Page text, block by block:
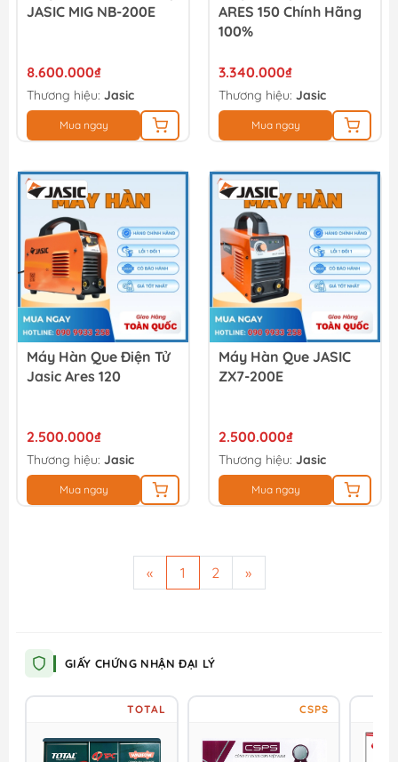
JASIC MIG NB-200E
8.600.000₫
Thương hiệu: Jasic
Mua ngay
ARES 150 Chính Hãng
100%
3.340.000₫
Thương hiệu: Jasic
Mua ngay
Máy Hàn Que Điện Tử
Jasic Ares 120
2.500.000₫
Thương hiệu: Jasic
Mua ngay
Máy Hàn Que JASIC
ZX7-200E
2.500.000₫
Thương hiệu: Jasic
Mua ngay
« 1 2 »
GIẤY CHỨNG NHẬN ĐẠI LÝ
TOTAL CSPS